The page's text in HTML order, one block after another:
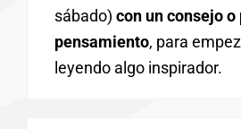
sábado) con un consejo o
pensamiento, para
leyendo algo inspirador.